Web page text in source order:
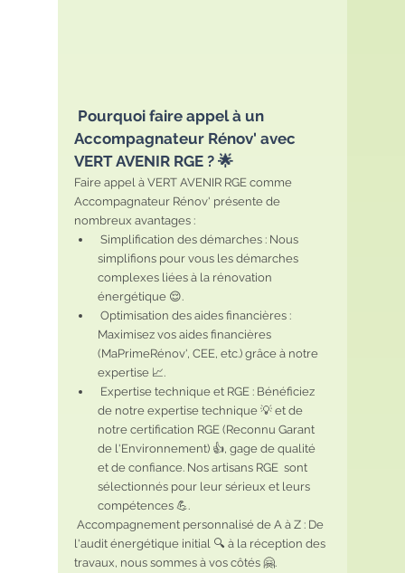
Accompagnateur Rénov' avec
VERT AVENIR RGE ? 🌟
Faire appel à VERT AVENIR RGE comme
Accompagnateur Rénov' présente de
nombreux avantages :
simplifions pour vous les démarches
complexes liées à la rénovation
énergétique 😌.
Maximisez vos aides financières
(MaPrimeRénov', CEE, etc.) grâce à notre
expertise 📈.
de notre expertise technique 💡 et de
notre certification RGE (Reconnu Garant
de l'Environnement) 👍, gage de qualité
et de confiance. Nos artisans RGE  sont
sélectionnés pour leur sérieux et leurs
compétences 💪.
l'audit énergétique initial 🔍 à la réception des
travaux, nous sommes à vos côtés 🤗.